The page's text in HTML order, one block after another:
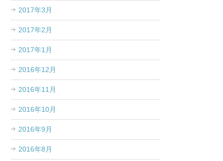
2017年3月
2017年2月
2017年1月
2016年12月
2016年11月
2016年10月
2016年9月
2016年8月